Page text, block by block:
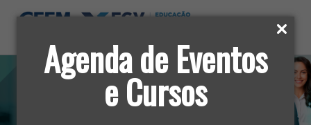
Agenda de Eventos
e Cursos
Conteúdo